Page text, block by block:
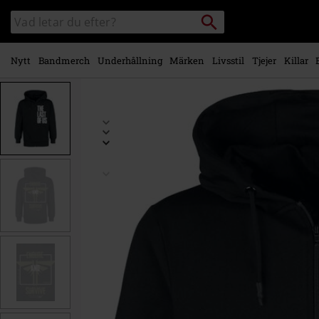
Gå till
huvudinnehåll
Sök
i
katalogen
Sök
Nytt Bandmerch Underhållning Märken Livsstil Tjejer Killar
www.emp-
p/fireflies-
548239.html